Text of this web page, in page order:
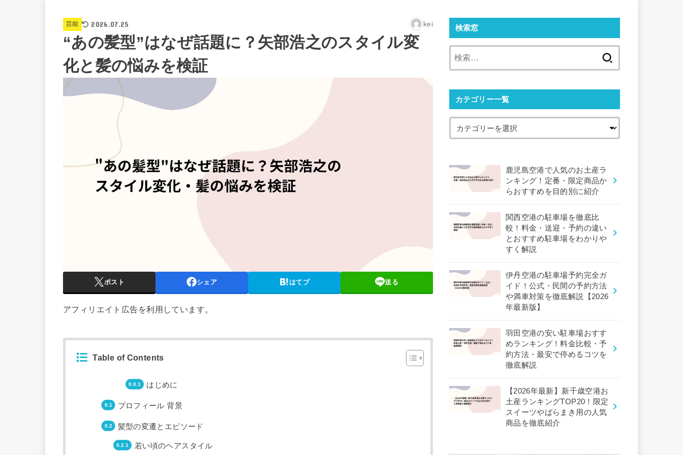
芸能 2026.07.25 kei
“あの髪型”はなぜ話題に？矢部浩之のスタイル変
化と髪の悩みを検証
ポスト シェア はてブ 送る
アフィリエイト広告を利用しています。
Table of Contents
はじめに
プロフィール 背景
髪型の変遷とエピソード
若い頃のヘアスタイル
検索窓
カテゴリー一覧
鹿児島空港で人気のお土産ラ
ンキング！定番・限定商品か
らおすすめを目的別に紹介
関西空港の駐車場を徹底比
較！料金・送迎・予約の違い
とおすすめ駐車場をわかりや
すく解説
伊丹空港の駐車場予約完全ガ
イド！公式・民間の予約方法
や満車対策を徹底解説【2026
年最新版】
羽田空港の安い駐車場おすす
めランキング！料金比較・予
約方法・最安で停めるコツを
徹底解説
【2026年最新】新千歳空港お
土産ランキングTOP20！限定
スイーツやばらまき用の人気
商品を徹底紹介